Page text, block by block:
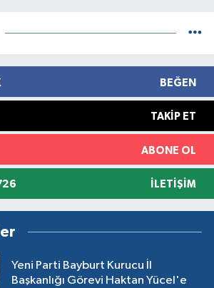
BEĞEN
TAKIP ET
ABONE OL
İLETIŞIM
Yeni Parti Bayburt Kurucu İl
Başkanlığı Görevi Haktan Yücel'e